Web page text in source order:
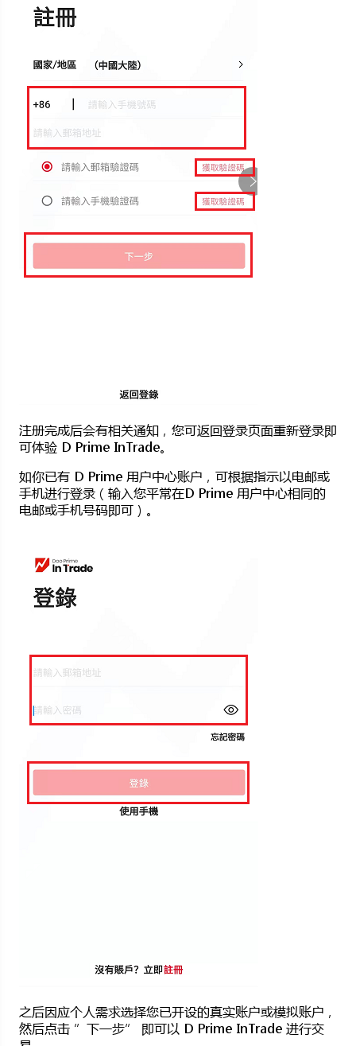
注册完成后会有相关通知，您可返回登录页面重新登录即
可体验 D Prime InTrade。
如你已有 D Prime 用户中心账户，可根据指示以电邮或
手机进行登录（输入您平常在D Prime 用户中心相同的
电邮或手机号码即可）。
之后因应个人需求选择您已开设的真实账户或模拟账户，
然后点击 ”下一步” 即可以 D Prime InTrade 进行交